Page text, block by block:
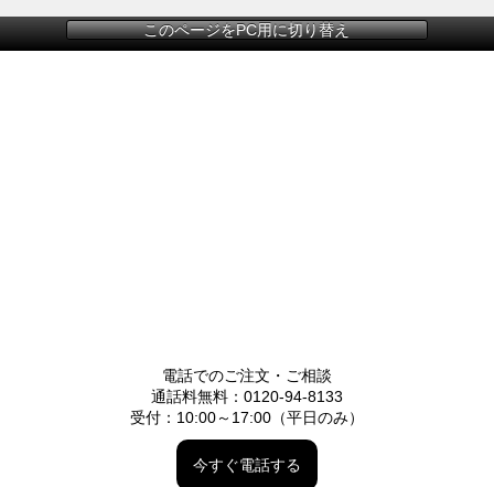
電話でのご注文・ご相談
通話料無料：0120-94-8133
受付：10:00～17:00（平日のみ）
今すぐ電話する
このページをPC用に切り替え